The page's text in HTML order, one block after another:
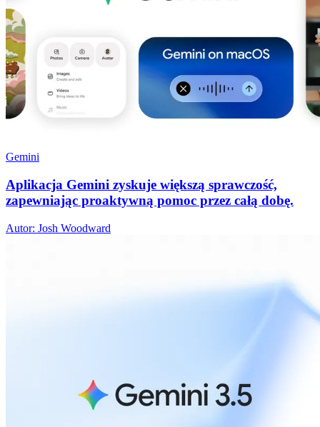
Gemini
Aplikacja Gemini zyskuje większą sprawczość,
zapewniając proaktywną pomoc przez całą dobę.
Autor: Josh Woodward